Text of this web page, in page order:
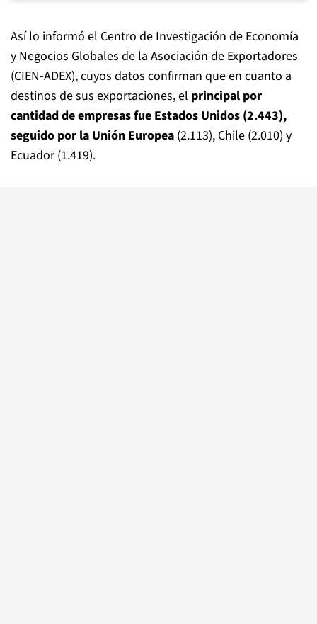
Así lo informó el Centro de Investigación de Economía
y Negocios Globales de la Asociación de Exportadores
(CIEN-ADEX), cuyos datos confirman que en cuanto a
destinos de sus exportaciones, el principal por
cantidad de empresas fue Estados Unidos (2.443),
seguido por la Unión Europea (2.113), Chile (2.010) y
Ecuador (1.419).